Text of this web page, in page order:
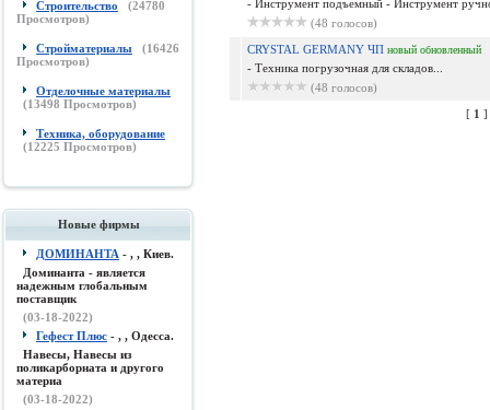
Строительство (24780
Просмотров)
Стройматериалы (16426
Просмотров)
Отделочные материалы
(13498 Просмотров)
Техника, оборудование
(12225 Просмотров)
Новые фирмы
ДОМИНАНТА - , , Киев.
Доминанта - является
надежным глобальным
поставщик
(03-18-2022)
Гефест Плюс - , , Одесса.
Навесы, Навесы из
поликарборната и другого
материа
(03-18-2022)
- Инструмент подъемный - Инструмент
(48 голосов)
CRYSTAL GERMANY ЧП новый обновленный
- Техника погрузочная для складов...
(48 голосов)
[ 1 ]